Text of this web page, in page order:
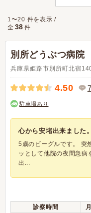
1〜20 件を表示 /
全 38 件
別所どうぶつ病院
兵庫県姫路市別所町北宿
4.50 7
駐車場あり
心から安堵出来ました
5歳のビーグルです。 突
ッとして他院の夜間急病
出...
診察時間 月